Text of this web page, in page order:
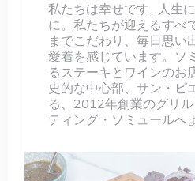
私たちは幸せです…人生
に。私たちが迎えるすべ
までこだわり、毎日思い
愛着を感じています。ソ
るステーキとワインのお
史的な中心部、サン・ピ
る、2012年創業のグリ
ティング・ソミュールへ